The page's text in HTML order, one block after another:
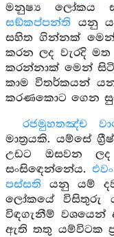
මනුෂ්‍ය ලෝකය
සඞ්කප්පන්ති යනු
සහිත ගින්නක්
කරන ලද වැරදි
කරන්නාක් මෙන්
කාම විතර්කයන්
කරණකොට ගෙන
රජමුහතඤ්ච
මාත්‍රයකි. යම්සේ
උඩට ඔසවන ලද
සංසිඳෙන්නේය.
පස්සති යනු යම්
ලෝකයේ විසිතුරු
විඳගැනීම්
ඇති තතු යම්විටක